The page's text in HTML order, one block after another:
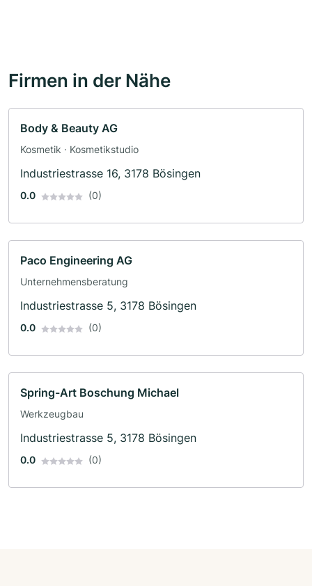
Firmen in der Nähe
Body & Beauty AG
Kosmetik · Kosmetikstudio
Industriestrasse 16, 3178 Bösingen
0.0 (0)
Paco Engineering AG
Unternehmensberatung
Industriestrasse 5, 3178 Bösingen
0.0 (0)
Spring-Art Boschung Michael
Werkzeugbau
Industriestrasse 5, 3178 Bösingen
0.0 (0)